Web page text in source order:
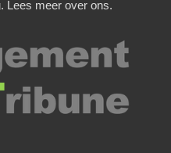
Lees meer over ons.